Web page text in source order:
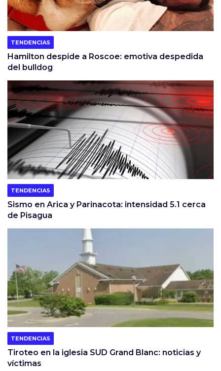
TENDENCIAS
Hamilton despide a Roscoe: emotiva despedida
del bulldog
TENDENCIAS
Sismo en Arica y Parinacota: intensidad 5.1 cerca
de Pisagua
TENDENCIAS
Tiroteo en la iglesia SUD Grand Blanc: noticias y
víctimas